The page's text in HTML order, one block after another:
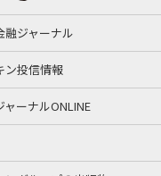
融ジャーナル
ン投信情報
ャーナルONLINE